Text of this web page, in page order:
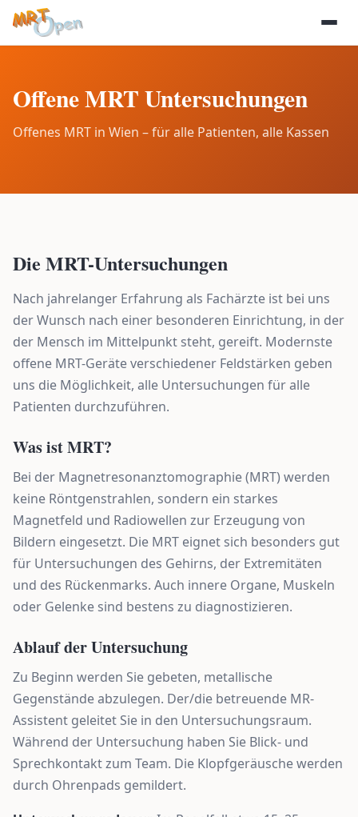
Offene MRT Untersuchungen
Offenes MRT in Wien – für alle Patienten, alle Kassen
Die MRT-Untersuchungen
Nach jahrelanger Erfahrung als Fachärzte ist bei uns
der Wunsch nach einer besonderen Einrichtung, in der
der Mensch im Mittelpunkt steht, gereift. Modernste
offene MRT-Geräte verschiedener Feldstärken geben
uns die Möglichkeit, alle Untersuchungen für alle
Patienten durchzuführen.
Was ist MRT?
Bei der Magnetresonanztomographie (MRT) werden
keine Röntgenstrahlen, sondern ein starkes
Magnetfeld und Radiowellen zur Erzeugung von
Bildern eingesetzt. Die MRT eignet sich besonders gut
für Untersuchungen des Gehirns, der Extremitäten
und des Rückenmarks. Auch innere Organe, Muskeln
oder Gelenke sind bestens zu diagnostizieren.
Ablauf der Untersuchung
Zu Beginn werden Sie gebeten, metallische
Gegenstände abzulegen. Der/die betreuende MR-
Assistent geleitet Sie in den Untersuchungsraum.
Während der Untersuchung haben Sie Blick- und
Sprechkontakt zum Team. Die Klopfgeräusche werden
durch Ohrenpads gemildert.